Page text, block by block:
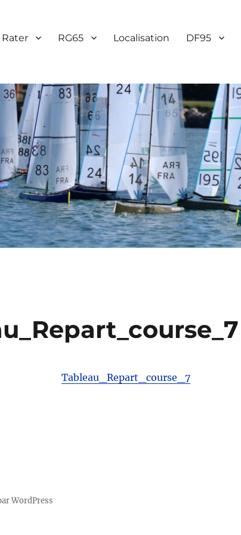
Rater RG65 Localisation DF95
Tableau_Repart_course_7
WordPress